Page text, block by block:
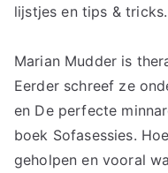
lijstjes en tips & tricks.
Marian Mudder is
Eerder schreef ze
en De perfecte
boek Sofasessies.
geholpen en vooral